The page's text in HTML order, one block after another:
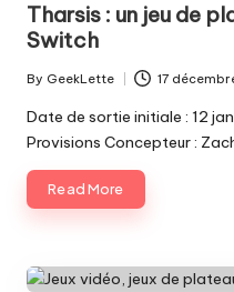
Tharsis : un jeu de
Switch
Posted
by
By GeekLette 17
Date de sortie initiale : 12
Provisions Concepteur :
Read More